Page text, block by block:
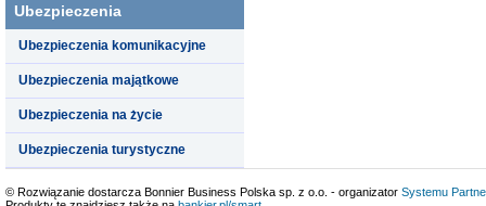
Ubezpieczenia
Ubezpieczenia komunikacyjne
Ubezpieczenia majątkowe
Ubezpieczenia na życie
Ubezpieczenia turystyczne
© Rozwiązanie dostarcza Bonnier Business Polska sp. z o.o. - organizator Systemu